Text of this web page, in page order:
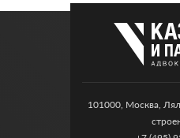
101000, Москва,